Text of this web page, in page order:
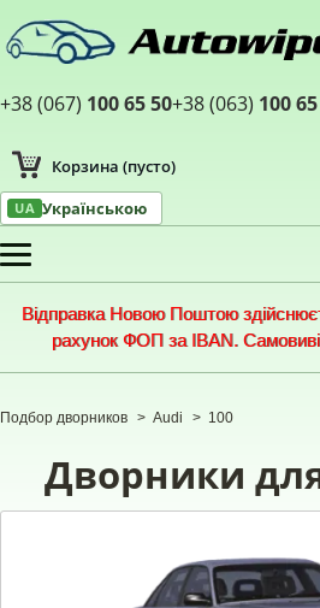
+38 (067) 100 65 50+38 (063) 100
Корзина (пусто)
UA Українською
Меню
Відправка Новою Поштою
рахунок ФОП за IBAN.
Подбор дворников > Audi > 100
Дворники